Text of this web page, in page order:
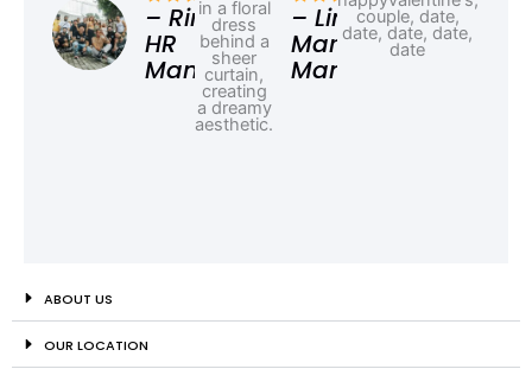
– Rina,
HR
Manager
– Linda,
Marketing
Manager
ABOUT US
OUR LOCATION